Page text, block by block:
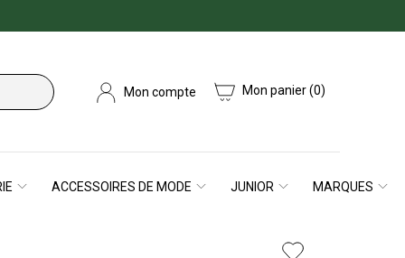
Mon compte Mon panier(0)
ACCESSOIRES DE MODE JUNIOR MARQUES